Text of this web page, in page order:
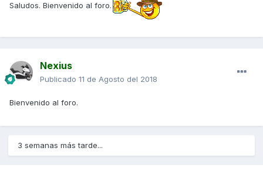
Saludos. Bienvenido al foro.
Nexius
Publicado 11 de Agosto del 2018
Bienvenido al foro.
3 semanas más tarde...